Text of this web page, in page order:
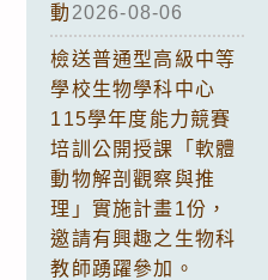
動 2026-08-06
檢送普通型高級中等
學校生物學科中心
115學年度能力競賽
培訓公開授課「軟體
動物解剖觀察與推
理」實施計畫1份，
邀請有興趣之生物科
教師踴躍參加。